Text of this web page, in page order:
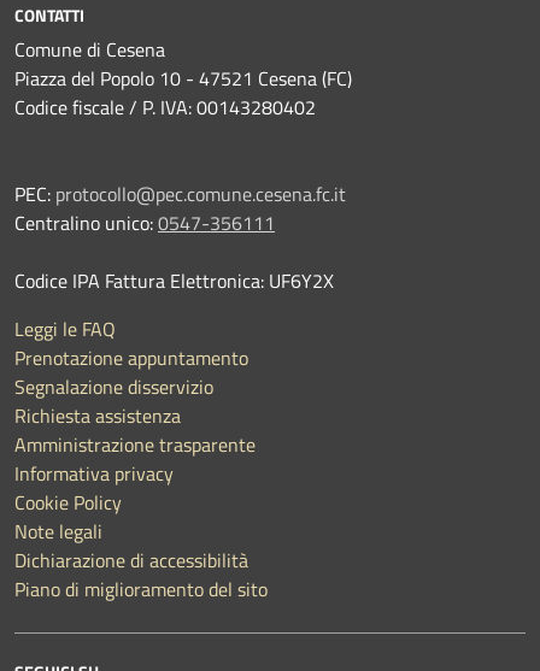
CONTATTI
Comune di Cesena
Piazza del Popolo 10 - 47521 Cesena (FC)
Codice fiscale / P. IVA: 00143280402
PEC: protocollo@pec.comune.cesena.fc.it
Centralino unico:0547-356111
Codice IPA Fattura Elettronica: UF6Y2X
Leggi le FAQ
Prenotazione appuntamento
Segnalazione disservizio
Richiesta assistenza
Amministrazione trasparente
Informativa privacy
Cookie Policy
Note legali
Dichiarazione di accessibilità
Piano di miglioramento del sito